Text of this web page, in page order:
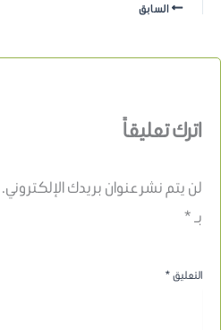
السابق
اترك تعليقاً
لن يتم نشر عنوان بريدك الإلكتروني.
بـ*
التعليق*